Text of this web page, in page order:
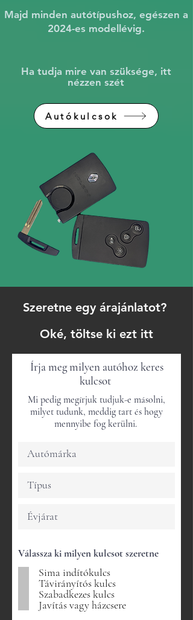
Majd minden autótípushoz, egészen a
2024-es modellévig.
Ha tudja mire van szüksége, itt
nézzen szét
Autókulcsok
Szeretne egy árajánlatot?
Oké, töltse ki ezt itt
Írja meg milyen autóhoz keres
kulcsot
Mi pedig megírjuk tudjuk-e másolni,
milyet tudunk, meddig tart és hogy
mennyibe fog kerülni.
Válassza ki milyen kulcsot szeretne
Sima indítókulcs
Távirányítós kulcs
Szabadkezes kulcs
Javítás vagy házcsere